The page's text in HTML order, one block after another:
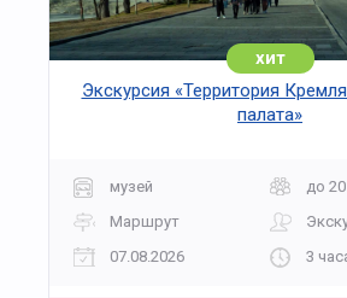
хит
Экскурсия «Территория
палата»
музей
до
Маршрут
07.08.2026
3